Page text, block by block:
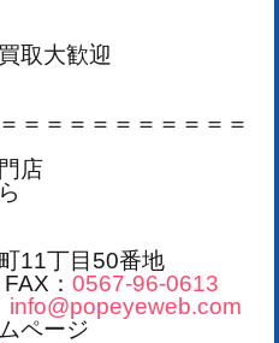
取大歓迎
＝＝＝＝＝＝＝＝＝＝
店
11丁目50番地
： 0567-96-0613
info@popeyeweb.com
ページ